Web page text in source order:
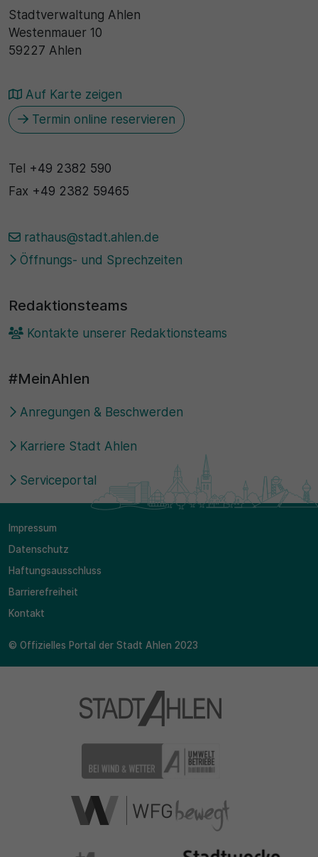
Stadtverwaltung Ahlen
Westenmauer 10
59227 Ahlen
Auf Karte zeigen
Termin online reservieren
Tel +49 2382 590
Fax +49 2382 59465
rathaus@stadt.ahlen.de
Öffnungs- und Sprechzeiten
Redaktionsteams
Kontakte unserer Redaktionsteams
#MeinAhlen
Anregungen & Beschwerden
Karriere Stadt Ahlen
Serviceportal
Impressum
Datenschutz
Haftungsausschluss
Barrierefreiheit
Kontakt
© Offizielles Portal der Stadt Ahlen 2023